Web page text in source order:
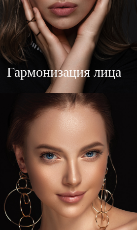
Гармонизация лица
По большей части
Профайло
По большей части